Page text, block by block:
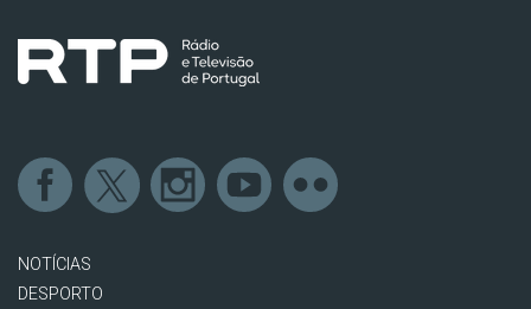
NOTÍCIAS
DESPORTO